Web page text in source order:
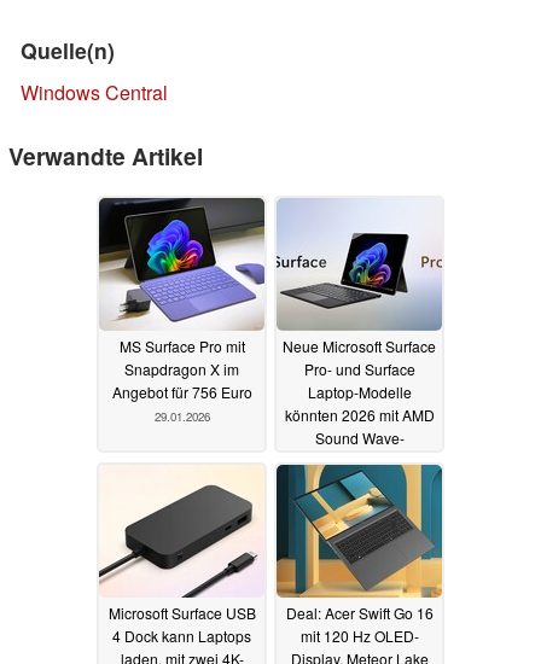
Quelle(n)
Windows Central
Verwandte Artikel
MS Surface Pro mit
Snapdragon X im
Angebot für 756 Euro
29.01.2026
Neue Microsoft Surface
Pro- und Surface
Laptop-Modelle
könnten 2026 mit AMD
Sound Wave-
Prozessoren
erscheinen14.05.2025
Microsoft Surface USB
4 Dock kann Laptops
laden, mit zwei 4K-
Deal: Acer Swift Go 16
mit 120 Hz OLED-
Display, Meteor Lake